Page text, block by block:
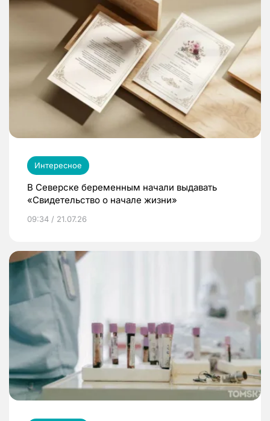
Интересное
В Северске беременным начали выдавать
«Свидетельство о начале жизни»
09:34 / 21.07.26